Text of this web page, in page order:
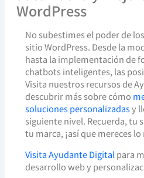
WordPress
No subestimes el poder de los
sitio WordPress. Desde la
hasta la implementación de
chatbots inteligentes, las
Visita nuestros recursos de
descubrir más sobre cómo
soluciones personalizadasy
siguiente nivel. Recuerda, tu
tu marca, ¡así que mereces
Visita Ayudante Digital para
desarrollo web y